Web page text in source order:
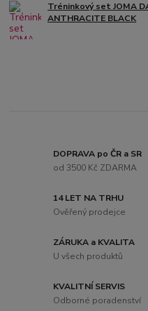
Tréninkový set JOMA
ANTHRACITE BLACK
DOPRAVA po ČR a SR
od 3500 Kč ZDARMA
14 LET NA TRHU
Ověřený prodejce
ZÁRUKA a KVALITA
U všech produktů
KVALITNÍ SERVIS
Odborné poradenství